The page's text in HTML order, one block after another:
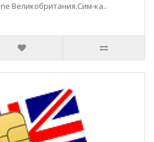
Великобритания.Сим-ка..